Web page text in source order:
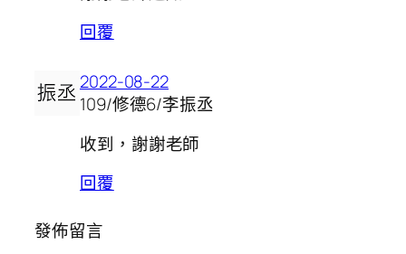
回覆
2022-08-22
109/修德6/李振丞
收到，謝謝老師
回覆
發佈留言